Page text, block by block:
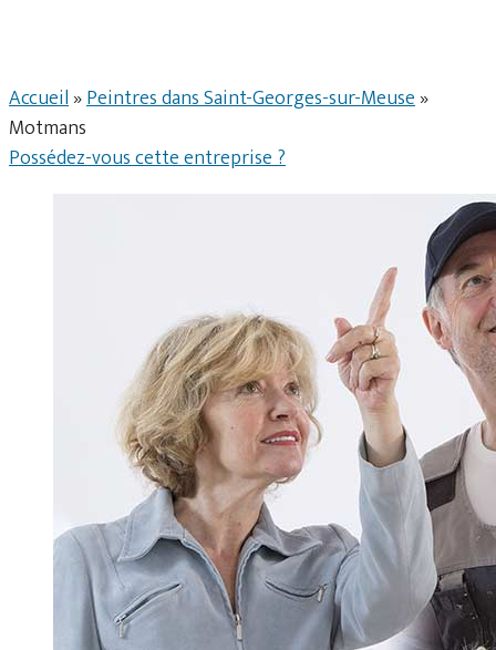
Accueil»Peintres dans Saint-Georges-sur-Meuse»
Motmans
Possédez-vous cette entreprise ?